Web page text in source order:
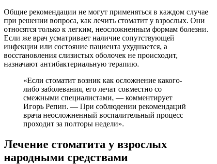
Общие рекомендации не могут применяться в каждом случае
при решении вопроса, как лечить стоматит у взрослых. Они
относятся только к легким, неосложненным формам болезни.
Если же врач усматривает наличие сопутствующей
инфекции или состояние пациента ухудшается, а
восстановления слизистых оболочек не происходит,
назначают антибактериальную терапию.
«Если стоматит возник как осложнение какого-
либо заболевания, его лечат совместно со
смежными специалистами, — комментирует
Игорь Репин. — При соблюдении рекомендаций
врача неосложненный воспалительный процесс
проходит за полторы недели».
Лечение стоматита у взрослых
народными средствами